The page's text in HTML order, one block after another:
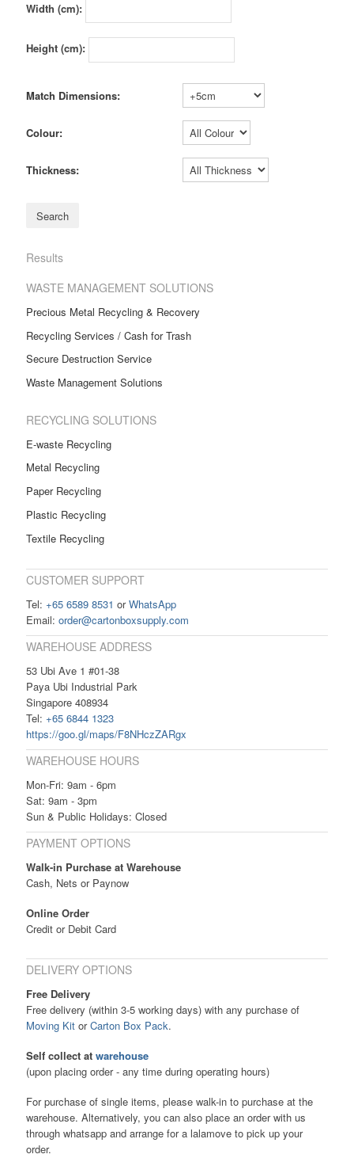
Width (cm):
Height (cm):
Match Dimensions:
Colour:
Thickness:
Results
WASTE MANAGEMENT SOLUTIONS
Precious Metal Recycling & Recovery
Recycling Services / Cash for Trash
Secure Destruction Service
Waste Management Solutions
RECYCLING SOLUTIONS
E-waste Recycling
Metal Recycling
Paper Recycling
Plastic Recycling
Textile Recycling
CUSTOMER SUPPORT
Tel: +65 6589 8531 orWhatsApp
Email: order@cartonboxsupply.com
WAREHOUSE ADDRESS
53 Ubi Ave 1 #01-38
Paya Ubi Industrial Park
Singapore 408934
Tel: +65 6844 1323
https://goo.gl/maps/F8NHczZARgx
WAREHOUSE HOURS
Mon-Fri: 9am - 6pm
Sat: 9am - 3pm
Sun & Public Holidays: Closed
PAYMENT OPTIONS
Walk-in Purchase at Warehouse
Cash, Nets or Paynow
Online Order
Credit or Debit Card
DELIVERY OPTIONS
Free Delivery
Free delivery (within 3-5 working days) with any purchase of
Moving KitorCarton Box Pack.
Self collect at warehouse
(upon placing order - any time during operating hours)
For purchase of single items, please walk-in to purchase at the
warehouse. Alternatively, you can also place an order with us
through whatsapp and arrange for a lalamove to pick up your
order.